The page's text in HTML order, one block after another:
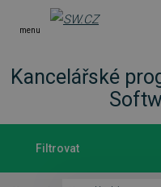
menu
Kancelářské
Filtrovat